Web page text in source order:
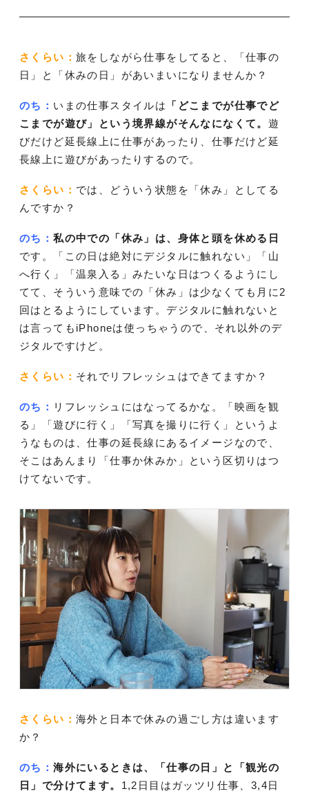
さくらい： 旅をしながら仕事をしてると、「仕事の
日」と「休みの日」があいまいになりませんか？
のち： いまの仕事スタイルは
「どこまでが仕事でど
こまでが遊び」という境界線がそんなになくて。 遊
びだけど延長線上に仕事があったり、仕事だけど延
長線上に遊びがあったりするので。
さくらい： では、どういう状態を「休み」としてる
んですか？
のち：私の中での「休み」は、身体と頭を休める日
です。「この日は絶対にデジタルに触れない」「山
へ行く」「温泉入る」みたいな日はつくるようにし
てて、そういう意味での「休み」は少なくても月に2
回はとるようにしています。デジタルに触れないと
は言ってもiPhoneは使っちゃうので、それ以外のデ
ジタルですけど。
さくらい： それでリフレッシュはできてますか？
のち： リフレッシュにはなってるかな。「映画を観
る」「遊びに行く」「写真を撮りに行く」というよ
うなものは、仕事の延長線にあるイメージなので、
そこはあんまり「仕事か休みか」という区切りはつ
けてないです。
さくらい： 海外と日本で休みの過ごし方は違います
か？
のち：海外にいるときは、「仕事の日」と「観光の
日」で分けてます。 1,2日目はガッツリ仕事、3,4日